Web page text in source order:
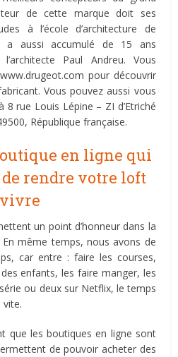
de cette marque doit ses
à l’école d’architecture de
a aussi accumulé de 15 ans
Paul Andreu. Vous
pour découvrir
Vous pouvez aussi vous
rue Louis Lépine – ZI d’Etriché
République française.
en ligne qui
rendre votre loft
un point d’honneur dans la
même temps, nous avons de
car entre : faire les courses,
enfants, les faire manger, les
ou deux sur Netflix, le temps
vite.
que les boutiques en ligne sont
de pouvoir acheter des